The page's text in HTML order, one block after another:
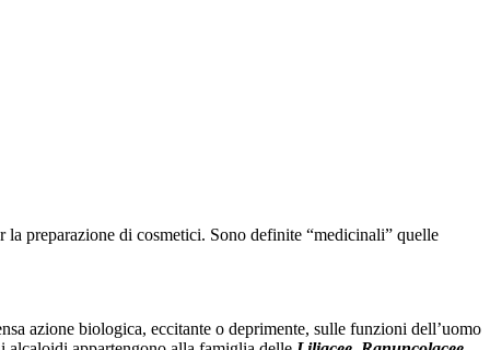
la preparazione di cosmetici. Sono definite “medicinali” quelle
azione biologica, eccitante o deprimente, sulle funzioni dell’uomo